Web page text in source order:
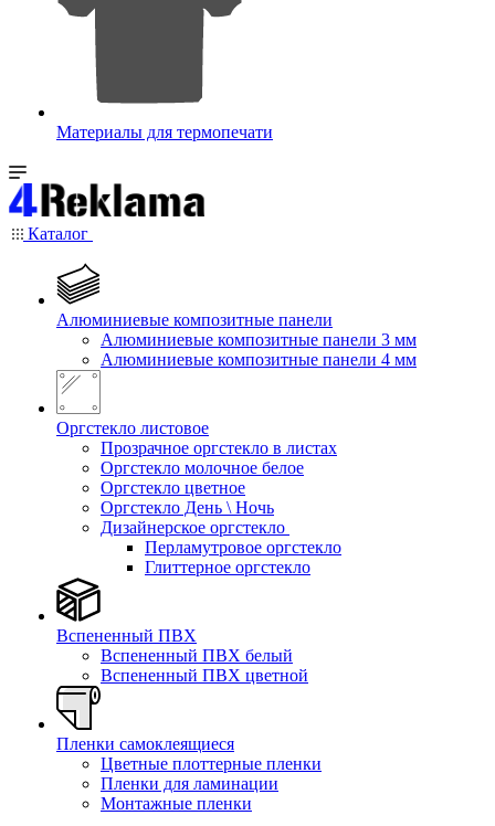
Материалы для термопечати
Каталог
Алюминиевые композитные панели
Алюминиевые композитные панели 3 мм
Алюминиевые композитные панели 4 мм
Оргстекло листовое
Прозрачное оргстекло в листах
Оргстекло молочное белое
Оргстекло цветное
Оргстекло День \ Ночь
Дизайнерское оргстекло
Перламутровое оргстекло
Глиттерное оргстекло
Вспененный ПВХ
Вспененный ПВХ белый
Вспененный ПВХ цветной
Пленки самоклеящиеся
Цветные плоттерные пленки
Пленки для ламинации
Монтажные пленки